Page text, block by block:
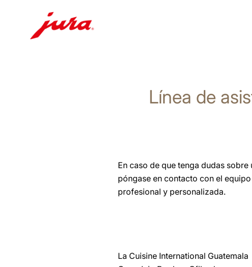
Línea de
En caso de que tenga dudas
póngase en contacto con el
profesional y personalizada.
La Cuisine International Guatemala